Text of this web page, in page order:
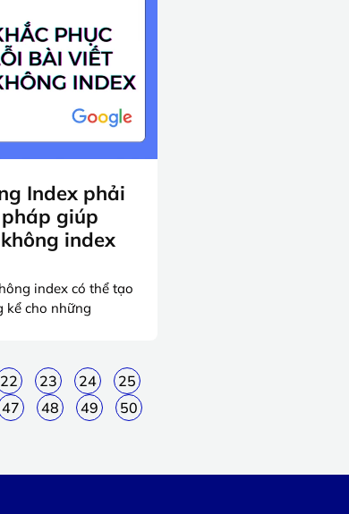
Index phải
giúp
index
index có thể tạo
kể cho những
22 23 24
25
47 48 49
50